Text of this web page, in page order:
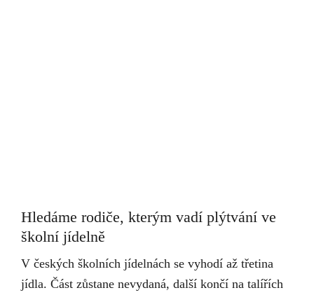
Hledáme rodiče, kterým vadí plýtvání ve
školní jídelně
V českých školních jídelnách se vyhodí až třetina
jídla. Část zůstane nevydaná, další končí na talířích